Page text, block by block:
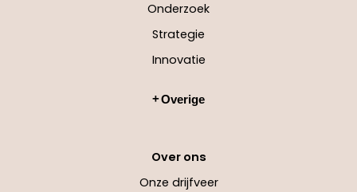
Onderzoek
Strategie
Innovatie
Overige
Over ons
Onze drijfveer